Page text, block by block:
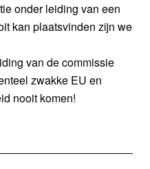
onder leiding van een
kan plaatsvinden zijn we
van de commissie
zwakke EU en
nooit komen!